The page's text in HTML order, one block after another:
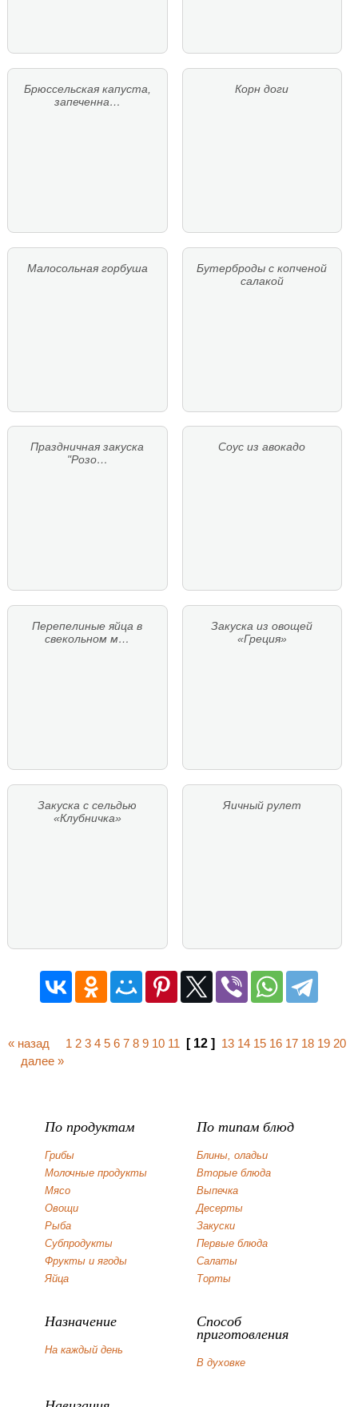
Брюссельская капуста,
запеченна…
Корн доги
Малосольная горбуша
Бутерброды с копченой
салакой
Праздничная закуска
"Розо…
Соус из авокадо
Перепелиные яйца в
свекольном м…
Закуска из овощей
«Греция»
Закуска с сельдью
«Клубничка»
Яичный рулет
« назад 1 2 3 4 5 6 7 8 9 10 11 [ 12 ] 13 14 15 16 17 18 19 20
далее »
По продуктам
Грибы
Молочные продукты
Мясо
Овощи
Рыба
Субпродукты
Фрукты и ягоды
Яйца
По типам блюд
Блины, оладьи
Вторые блюда
Выпечка
Десерты
Закуски
Первые блюда
Салаты
Торты
Назначение
На каждый день
Способ
приготовления
В духовке